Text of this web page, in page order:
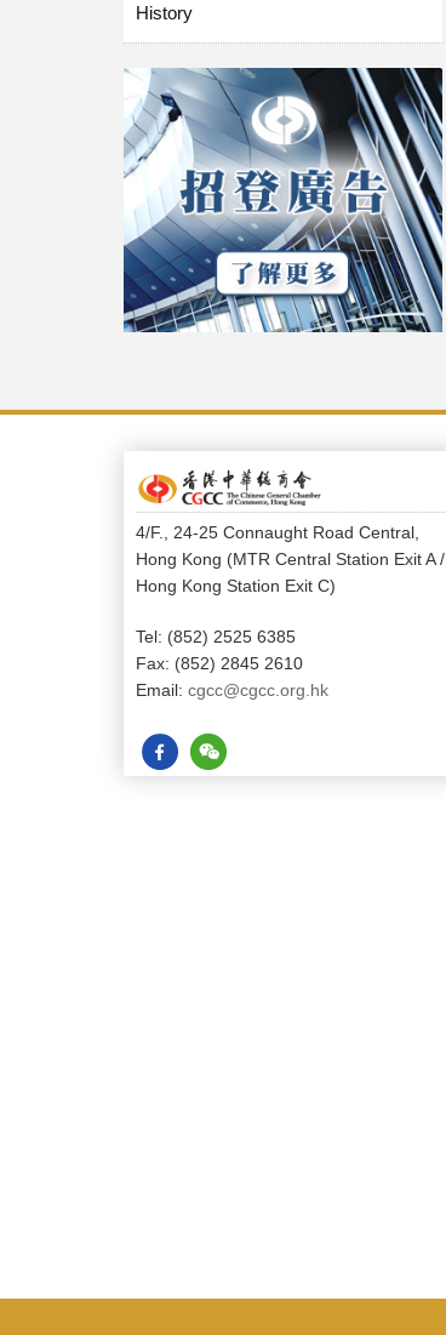
History
4/F., 24-25 Connaught Road Central,
Hong Kong (MTR Central Station Exit A /
Hong Kong Station Exit C)
Tel: (852) 2525 6385
Fax: (852) 2845 2610
Email: cgcc@cgcc.org.hk